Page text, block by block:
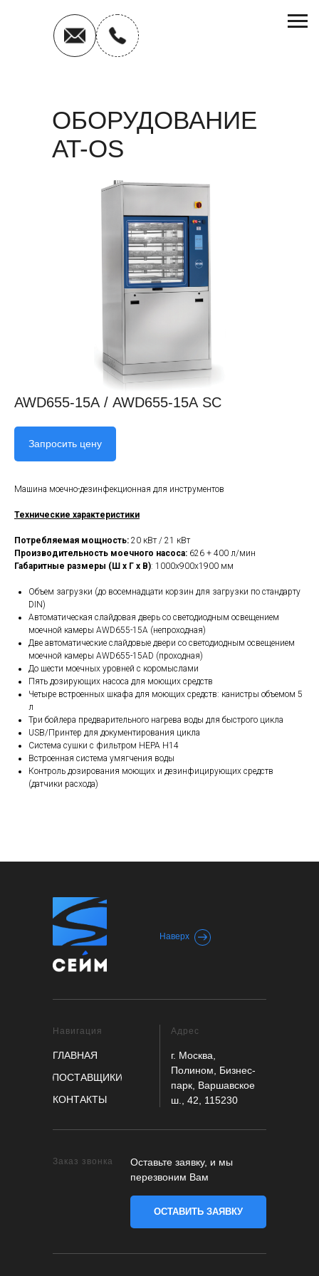
ОБОРУДОВАНИЕ
AT-OS
AWD655-15А / AWD655-15А SC
Запросить цену
Машина моечно-дезинфекционная для инструментов
Технические характеристики
Потребляемая мощность: 20 кВт / 21 кВт
Производительность моечного насоса: 626 + 400 л/мин
Габаритные размеры (Ш х Г х В): 1000х900х1900 мм
Объем загрузки (до восемнадцати корзин для загрузки по стандарту
DIN)
Автоматическая слайдовая дверь со светодиодным освещением
моечной камеры AWD655-15А (непроходная)
Две автоматические слайдовые двери со светодиодным освещением
моечной камеры AWD655-15АD (проходная)
До шести моечных уровней с коромыслами
Пять дозирующих насоса для моющих средств
Четыре встроенных шкафа для моющих средств: канистры объемом 5
л
Три бойлера предварительного нагрева воды для быстрого цикла
USB/Принтер для документирования цикла
Система сушки с фильтром HEPA H14
Встроенная система умягчения воды
Контроль дозирования моющих и дезинфицирующих средств
(датчики расхода)
Наверх
Навигация Адрес
г. Москва,
Полином, Бизнес-
парк, Варшавское
ш., 42, 115230
Заказ звонка
Оставьте заявку, и мы
перезвоним Вам
ОСТАВИТЬ ЗАЯВКУ
ГЛАВНАЯ
ПОСТАВЩИКИ
КОНТАКТЫ